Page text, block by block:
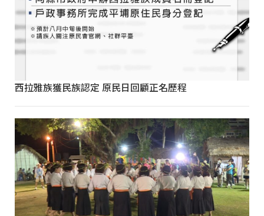
西拉雅族獲民族認定 原民日回顧正名歷程